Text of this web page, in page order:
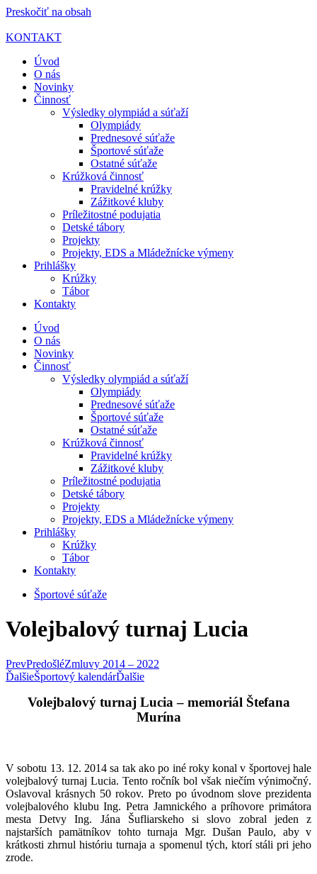
Preskočiť na obsah
KONTAKT
Úvod
O nás
Novinky
Činnosť
Výsledky olympiád a súťaží
Olympiády
Prednesové súťaže
Športové súťaže
Ostatné súťaže
Krúžková činnosť
Pravidelné krúžky
Zážitkové kluby
Príležitostné podujatia
Detské tábory
Projekty
Projekty, EDS a Mládežnícke výmeny
Prihlášky
Krúžky
Tábor
Kontakty
Úvod
O nás
Novinky
Činnosť
Výsledky olympiád a súťaží
Olympiády
Prednesové súťaže
Športové súťaže
Ostatné súťaže
Krúžková činnosť
Pravidelné krúžky
Zážitkové kluby
Príležitostné podujatia
Detské tábory
Projekty
Projekty, EDS a Mládežnícke výmeny
Prihlášky
Krúžky
Tábor
Kontakty
Športové súťaže
Volejbalový turnaj Lucia
PrevPredošléZmluvy 2014 – 2022
ĎalšieŠportový kalendárĎalšie
Volejbalový turnaj Lucia – memoriál Štefana
Murína
V sobotu 13. 12. 2014 sa tak ako po iné roky konal v športovej hale
volejbalový turnaj Lucia. Tento ročník bol však niečím výnimočný.
Oslavoval krásnych 50 rokov. Preto po úvodnom slove prezidenta
volejbalového klubu Ing. Petra Jamnického a príhovore primátora
mesta Detvy Ing. Jána Šufliarskeho si slovo zobral jeden z
najstarších pamätníkov tohto turnaja Mgr. Dušan Paulo, aby v
krátkosti zhrnul históriu turnaja a spomenul tých, ktorí stáli pri jeho
zrode.